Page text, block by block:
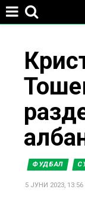
here
ФУДБАЛ
5 ЈУНИ 2023, 13:56